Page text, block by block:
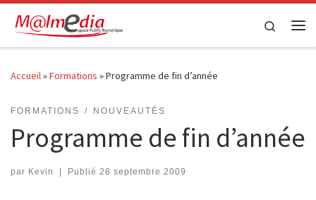
Passer au contenu
Search
Accueil»Formations »Programme de fin d’année
FORMATIONS NOUVEAUTÉS
Programme de fin d’année
par Kevin | Publié 28 septembre 2009